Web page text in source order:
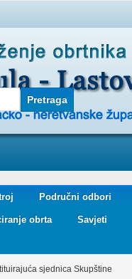
Područni odbori
obrta Savjeti
sjednica Skupštine